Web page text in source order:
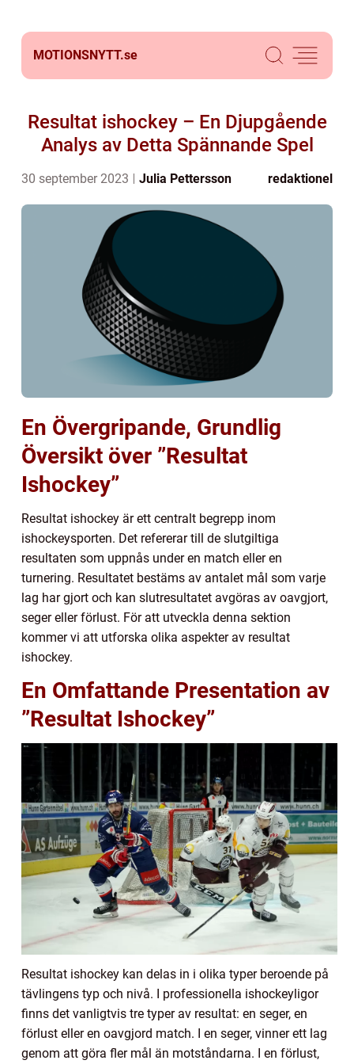
MOTIONSNYTT.se
Resultat ishockey – En Djupgående
Analys av Detta Spännande Spel
30 september 2023 Julia Pettersson redaktionel
En Övergripande, Grundlig
Översikt över ”Resultat
Ishockey”
Resultat ishockey är ett centralt begrepp inom
ishockeysporten. Det refererar till de slutgiltiga
resultaten som uppnås under en match eller en
turnering. Resultatet bestäms av antalet mål som varje
lag har gjort och kan slutresultatet avgöras av oavgjort,
seger eller förlust. För att utveckla denna sektion
kommer vi att utforska olika aspekter av resultat
ishockey.
En Omfattande Presentation av
”Resultat Ishockey”
Resultat ishockey kan delas in i olika typer beroende på
tävlingens typ och nivå. I professionella ishockeyligor
finns det vanligtvis tre typer av resultat: en seger, en
förlust eller en oavgjord match. I en seger, vinner ett lag
genom att göra fler mål än motståndarna. I en förlust,